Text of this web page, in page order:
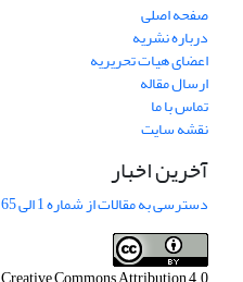
صفحه اصلی
درباره نشریه
اعضای هیات تحریریه
ارسال مقاله
تماس با ما
نقشه سایت
آخرین اخبار
دسترسی به مقالات از شماره 1 الی 65 پژوهشهای جغرافیایی